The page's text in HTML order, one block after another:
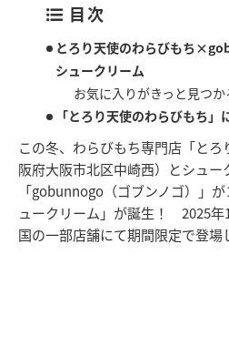
目次
とろり天使のわらびもち
シュークリーム
お気に入りがきっと見つ
「とろり天使のわらびもち」
この冬、わらびもち専門店「と
阪府大阪市北区中崎西）とシュー
「gobunnogo（ゴブンノゴ）」
ュークリーム」が誕生！ 2025年
国の一部店舗にて期間限定で登場